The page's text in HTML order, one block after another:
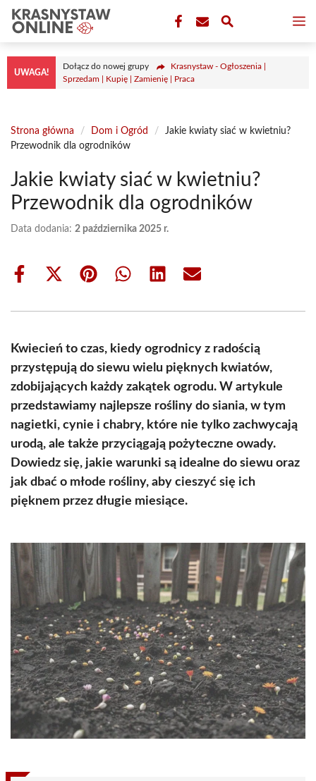
Przejdź
treści
UWAGA!
Dołącz do nowej grupy
Krasnystaw - Ogłoszenia |
Sprzedam | Kupię | Zamienię | Praca
Strona główna / Dom i Ogród /
Jakie kwiaty siać w kwietniu?
Przewodnik dla ogrodników
Jakie kwiaty siać w kwietniu?
Przewodnik dla ogrodników
Data dodania: 2 października 2025 r.
Share
Share
(Twitter)
Share Share Share Share
Kwiecień to czas, kiedy ogrodnicy z radością
przystępują do siewu wielu pięknych kwiatów,
zdobijających każdy zakątek ogrodu. W artykule
przedstawiamy najlepsze rośliny do siania, w tym
nagietki, cynie i chabry, które nie tylko zachwycają
urodą, ale także przyciągają pożyteczne owady.
Dowiedz się, jakie warunki są idealne do siewu oraz
jak dbać o młode rośliny, aby cieszyć się ich
pięknem przez długie miesiące.